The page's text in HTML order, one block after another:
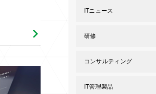
ITニュース
研修
コンサルティング
IT管理製品